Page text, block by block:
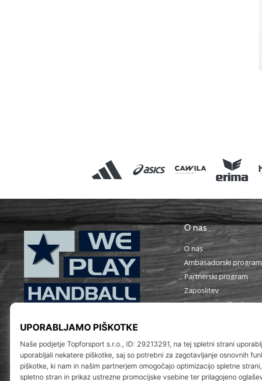
O nas
O nas
Ambasadorski program
Partnerski program
Zaposlitev
Nastavitve piškotkov